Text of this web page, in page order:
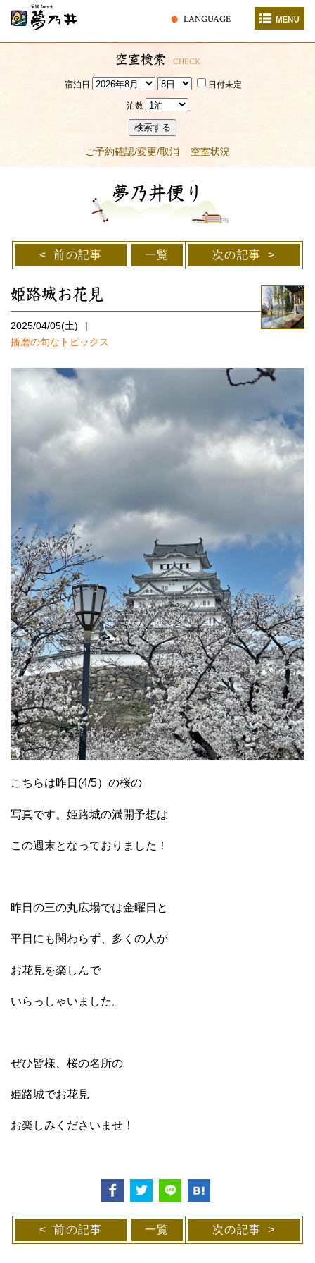
LANGUAGE
空室検索 CHECK
宿泊日 日付未定
泊数
検索する
ご予約確認/変更/取消 空室状況
夢乃井便り
前の記事 一覧 次の記事
姫路城お花見
2025/04/05(土)
播磨の旬なトピックス
こちらは昨日(4/5）の桜の
写真です。姫路城の満開予想は
この週末となっておりました！
昨日の三の丸広場では金曜日と
平日にも関わらず、多くの人が
お花見を楽しんで
いらっしゃいました。
ぜひ皆様、桜の名所の
姫路城でお花見
お楽しみくださいませ！
前の記事 一覧 次の記事